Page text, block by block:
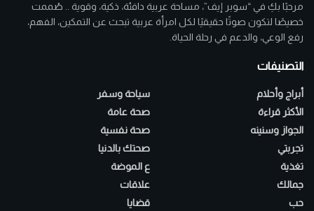
مرحبًا بكِ في “سوبر إيف”، مساحة عربية دافئة، ذكية، وقوية .. صُممت
خصيصًا لتكون صوتًا حقيقيًا لكل امرأة عربية تبحث عن التمكين، الفهم،
رفع الوعي، والدعم في رحلة الحياة.
التصنيفات
أبراج وأحلام
الأكثر قراءة
الجواز وسنينه
تجربتي
تغذية
جمالك
حب
سياحة وسفر
صحة عامة
صحة نفسية
صحتك بالدنيا
ع الموضة
علاقات
قضايا